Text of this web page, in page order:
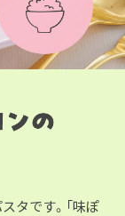
タです。「味ぽ